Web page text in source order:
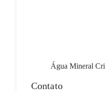
Água Mineral
Contato